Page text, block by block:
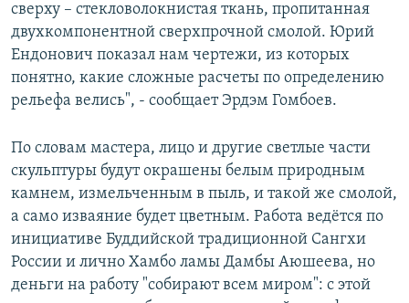
сверху – стекловолокнистая ткань, пропитанная
двухкомпонентной сверхпрочной смолой. Юрий
Ендонович показал нам чертежи, из которых
понятно, какие сложные расчеты по определению
рельефа велись", - сообщает Эрдэм Гомбоев.
По словам мастера, лицо и другие светлые части
скульптуры будут окрашены белым природным
камнем, измельченным в пыль, и такой же смолой,
а само изваяние будет цветным. Работа ведётся по
инициативе Буддийской традиционной Сангхи
России и лично Хамбо ламы Дамбы Аюшеева, но
деньги на работу "собирают всем миром": с этой